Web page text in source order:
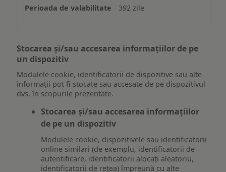
392 zile
Stocarea și/sau accesarea informațiilor de pe
un dispozitiv
Modulele cookie, identificatorii de dispozitive sau alte
informații pot fi stocate sau accesate de pe dispozitivul
dvs. în scopurile prezentate.
Stocarea și/sau accesarea informațiilor
de pe un dispozitiv
Modulele cookie, dispozitivele sau identificatorii
online similari (de exemplu, identificatorii de
autentificare, identificatorii alocați aleatoriu,
identificatorii de rețea) împreună cu alte